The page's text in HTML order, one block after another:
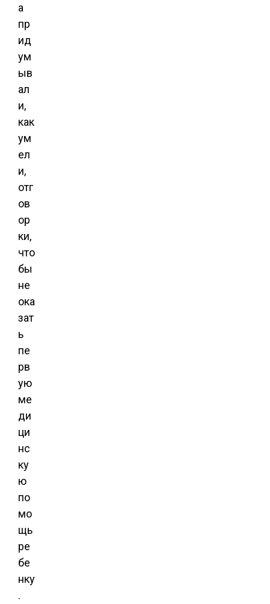
а
пр
ид
ум
ыв
ал
и,
как
ум
ел
и,
отг
ов
ор
ки,
что
бы
не
ока
зат
ь
пе
рв
ую
ме
ди
ци
нс
ку
ю
по
мо
щь
ре
бе
нку
.